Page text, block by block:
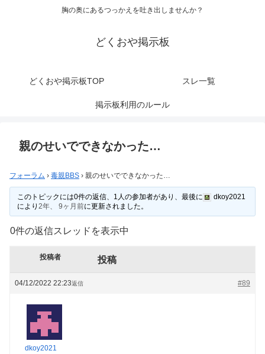
胸の奥にあるつっかえを吐き出しませんか？
どくおや掲示板
どくおや掲示板TOP スレ一覧
掲示板利用のルール
親のせいでできなかった…
フォーラム › 毒親BBS › 親のせいでできなかった…
このトピックには0件の返信、1人の参加者があり、最後に
dkoy2021
により 2年、 9ヶ月前に更新されました。
0件の返信スレッドを表示中
投稿者 投稿
04/12/2022 22:23 #89
返信
dkoy2021